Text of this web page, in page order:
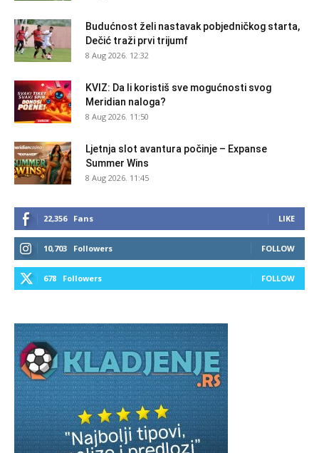
Budućnost želi nastavak pobjedničkog starta,
Dečić traži prvi trijumf
8 Aug 2026. 12:32
KVIZ: Da li koristiš sve mogućnosti svog
Meridian naloga?
8 Aug 2026. 11:50
Ljetnja slot avantura počinje – Expanse
Summer Wins
8 Aug 2026. 11:45
22,356 Fans LIKE
10,703 Followers FOLLOW
678 Followers FOLLOW